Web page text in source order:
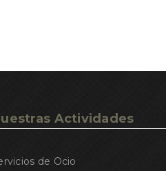
Actividades
de Ocio